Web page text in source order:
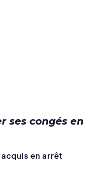
ses congés en
en arrêt